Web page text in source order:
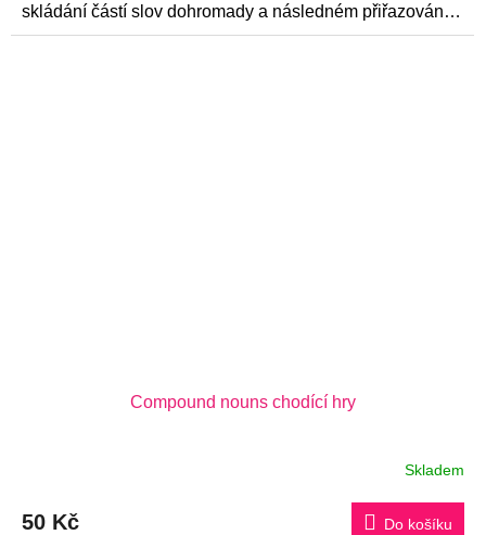
skládání částí slov dohromady a následném přiřazování
odpovídajících obrázků.
Compound nouns chodící hry
je
Skladem
50 Kč Do košíku